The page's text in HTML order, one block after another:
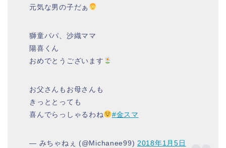
元気な男の子だぁ
獅童パパ、沙織ママ
陽喜くん
おめでとうございます
お父さんもお母さんも
きっととっても
喜んでらっしゃるわね
#金スマ
— みちゃねぇ (@Michanee99) 2018年1月5日